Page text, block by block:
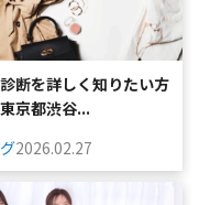
断を詳しく知りたい方
京都渋谷...
2026.02.27